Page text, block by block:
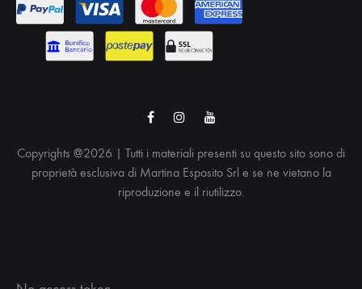
Copyrights @2026 | Tutti i materiali presenti su questo sito sono di
proprietà esclusiva di Martina Esposito Srl e se ne vietano la
riproduzione e il riutilizzo.
FacebookInstagramYoutube